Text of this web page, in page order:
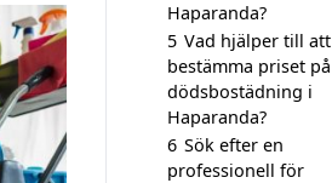
Haparanda?
5 Vad hjälper till att
bestämma priset på
dödsbostädning i
Haparanda?
6 Sök efter en
professionell för